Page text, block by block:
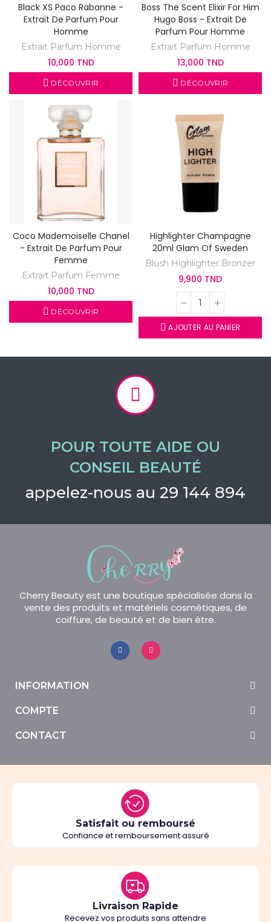
Black XS Paco Rabanne -
Extrait De Parfum Pour
Homme
Extrait Parfum Homme
10,000 TND
DÉCOUVRIR
Boss The Scent Elixir For Him
Hugo Boss - Extrait De
Parfum Pour Homme
Extrait Parfum Homme
13,000 TND
DÉCOUVRIR
Coco Mademoiselle Chanel
- Extrait De Parfum Pour
Femme
Extrait Parfum Femme
10,000 TND
DÉCOUVRIR
Highlighter Champagne
20ml Glam Of Sweden
Blush Highlighter Bronzer
9,900 TND
AJOUTER AU PANIER
POUR TOUTE AIDE OU
CONSEIL BEAUTÉ
appelez-nous au 29 144 894
Cherry Beauty est une boutique spécialisée dans la
vente des produits et matériels cosmétiques, de
coiffure, de beauté et de bien être.
INFORMATION
COMPTE
CONTACT
Satisfait ou remboursé
Confiance et remboursement assuré
Livraison Rapide
Recevez vos produits sans attendre